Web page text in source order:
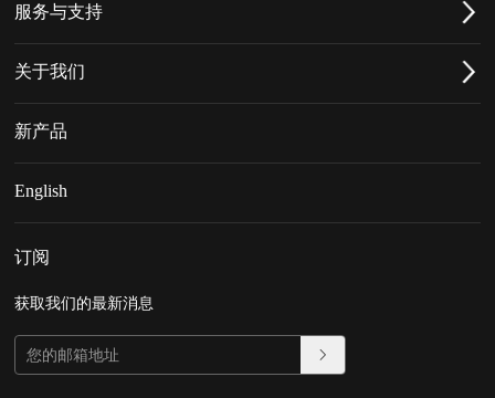
服务与支持
关于我们
新产品
English
订阅
获取我们的最新消息